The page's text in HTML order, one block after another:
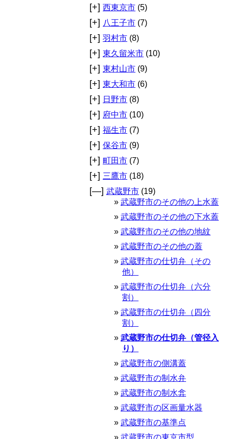
[+] 西東京市 (5)
[+] 八王子市 (7)
[+] 羽村市 (8)
[+] 東久留米市 (10)
[+] 東村山市 (9)
[+] 東大和市 (6)
[+] 日野市 (8)
[+] 府中市 (10)
[+] 福生市 (7)
[+] 保谷市 (9)
[+] 町田市 (7)
[+] 三鷹市 (18)
[—] 武蔵野市 (19)
武蔵野市のその他の上水蓋
武蔵野市のその他の下水蓋
武蔵野市のその他の地紋
武蔵野市のその他の蓋
武蔵野市の仕切弁（その
他）
武蔵野市の仕切弁（六分
割）
武蔵野市の仕切弁（四分
割）
武蔵野市の仕切弁（管径入
り）
武蔵野市の側溝蓋
武蔵野市の制水弁
武蔵野市の制水弇
武蔵野市の区画量水器
武蔵野市の基準点
武蔵野市の東京市型